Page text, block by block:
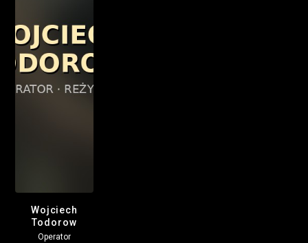
Wojciech
Todorow
Operator